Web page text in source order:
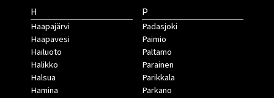
H
Haapajärvi
Haapavesi
Hailuoto
Halikko
Halsua
Hamina
P
Padasjoki
Paimio
Paltamo
Parainen
Parikkala
Parkano